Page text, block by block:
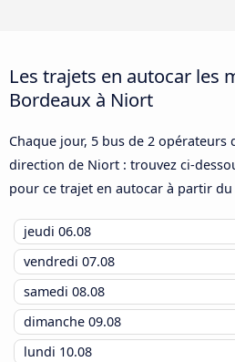
Les trajets en autocar les
Bordeaux à Niort
Chaque jour, 5 bus de 2
direction de Niort : trouvez ci-
pour ce trajet en autocar à partir du
jeudi 06.08
vendredi 07.08
samedi 08.08
dimanche 09.08
lundi 10.08